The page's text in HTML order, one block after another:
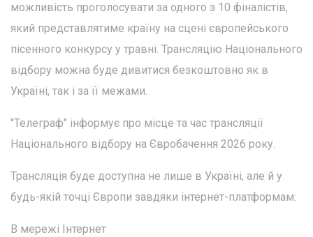
можливість проголосувати за одного з 10 фіналістів,
який представлятиме країну на сцені європейського
пісенного конкурсу у травні. Трансляцію Національного
відбору можна буде дивитися безкоштовно як в
Україні, так і за її межами.
"Телеграф" інформує про місце та час трансляції
Національного відбору на Євробачення 2026 року.
Трансляція буде доступна не лише в Україні, але й у
будь-якій точці Європи завдяки інтернет-платформам:
В мережі Інтернет